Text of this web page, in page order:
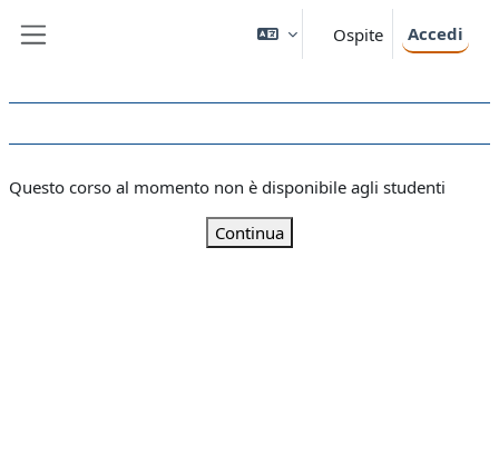
Ospite Accedi
Questo corso al momento non è disponibile agli studenti
Continua